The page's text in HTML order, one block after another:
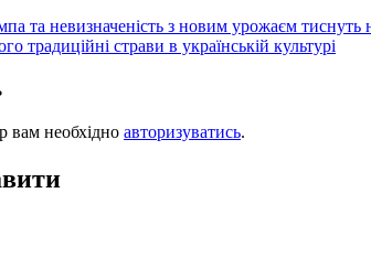
та невизначеність з новим урожаєм тиснуть
традиційні страви в українській культурі
вам необхідно авторизуватись.